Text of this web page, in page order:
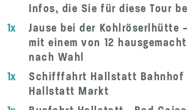
Infos, die Sie für diese Tour
1x
Jause bei der Kohlröserlhütte
mit einem von 12
nach Wahl
1x
Schifffahrt Hallstatt Bahnhof
Hallstatt Markt